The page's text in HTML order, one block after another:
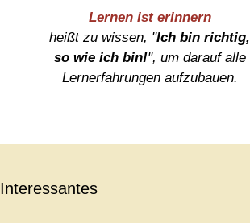
Lernen ist erinnern
heißt zu wissen, "Ich bin richtig,
so wie ich bin!", um darauf alle
Lernerfahrungen aufzubauen.
Interessantes